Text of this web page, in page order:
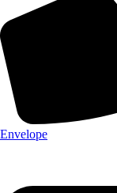
Envelope